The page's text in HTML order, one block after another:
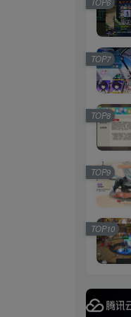
TOP7
TOP8
TOP9
TOP10
手游